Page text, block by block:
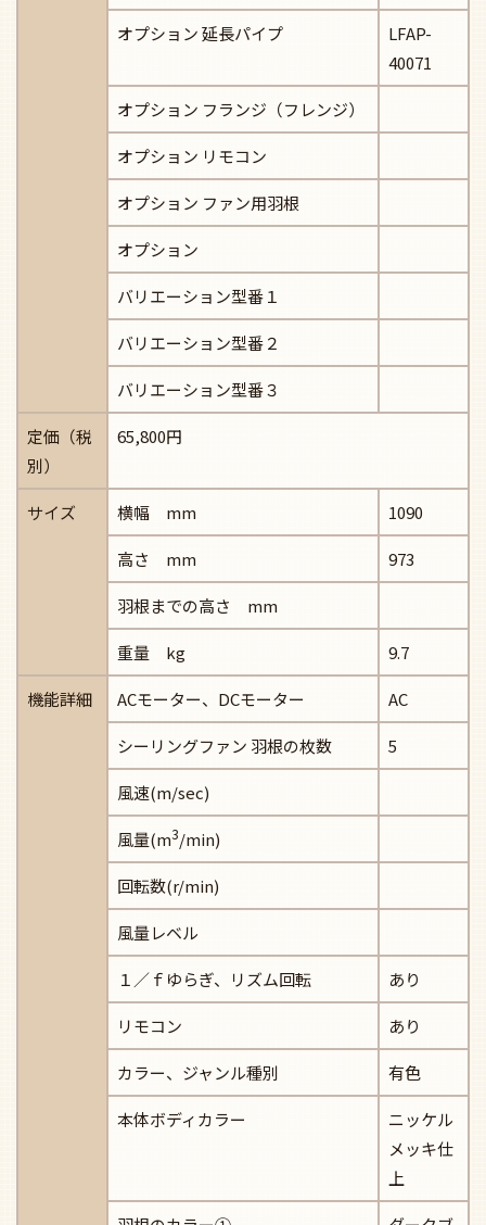
オプション 延長パイプ
LFAP-
40071
オプション フランジ（フレンジ）
オプション リモコン
オプション ファン用羽根
オプション
バリエーション型番１
バリエーション型番２
バリエーション型番３
定価（税
別）
65,800円
サイズ 横幅 mm 1090
高さ mm 973
羽根までの高さ mm
重量 kg 9.7
機能詳細 ACモーター、DCモーター AC
シーリングファン 羽根の枚数 5
風速(m/sec)
風量(m3/min)
回転数(r/min)
風量レベル
１／ｆゆらぎ、リズム回転 あり
リモコン あり
カラー、ジャンル種別 有色
本体ボディカラー
ニッケル
メッキ仕
上